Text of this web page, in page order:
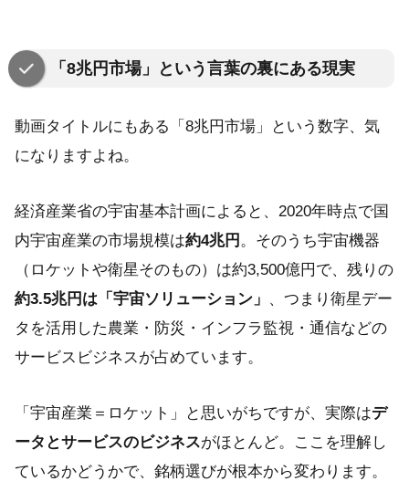
「8兆円市場」という言葉の裏にある現実
動画タイトルにもある「8兆円市場」という数字、気
になりますよね。
経済産業省の宇宙基本計画によると、2020年時点で国
内宇宙産業の市場規模は約4兆円 。そのうち宇宙機器
（ロケットや衛星そのもの）は約3,500億円で、残りの
約3.5兆円は「宇宙ソリューション」 、つまり衛星デー
タを活用した農業・防災・インフラ監視・通信などの
サービスビジネスが占めています。
「宇宙産業＝ロケット」と思いがちですが、実際はデ
ータとサービスのビジネスがほとんど。ここを理解し
ているかどうかで、銘柄選びが根本から変わります。